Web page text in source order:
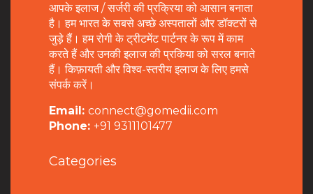
आपके इलाज / सर्जरी की प्रक्रिया को आसान बनाता
है। हम भारत के सबसे अच्छे अस्पतालों और डॉक्टरों से
जुड़े हैं। हम रोगी के ट्रीटमेंट पार्टनर के रूप में काम
करते हैं और उनकी इलाज की प्रकिया को सरल बनाते
हैं। किफ़ायती और विश्व-स्तरीय इलाज के लिए हमसे
संपर्क करें।
Email: connect@gomedii.com
Phone: +91 9311101477
Categories